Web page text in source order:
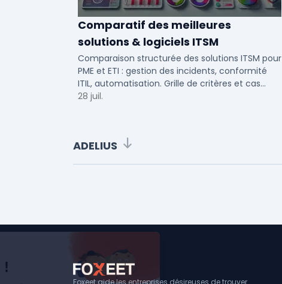
Comparatif des meilleures
solutions & logiciels ITSM
Comparaison structurée des solutions ITSM pour
PME et ETI : gestion des incidents, conformité
ITIL, automatisation. Grille de critères et cas
d'usage par taille d'entreprise.
28 juil.
ADELIUS